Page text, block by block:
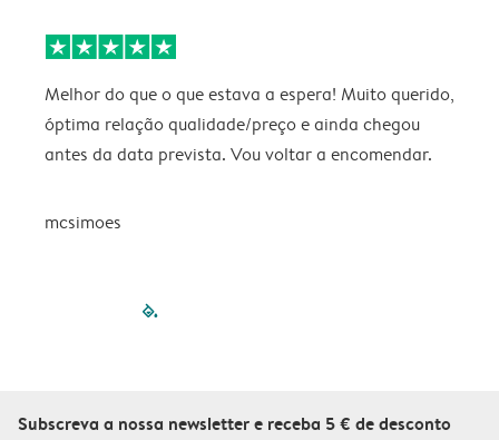
Melhor do que o que estava a espera! Muito querido,
óptima relação qualidade/preço e ainda chegou
antes da data prevista. Vou voltar a encomendar.
mcsimoes
filled-pagination
Subscreva a nossa newsletter e receba 5 € de desconto